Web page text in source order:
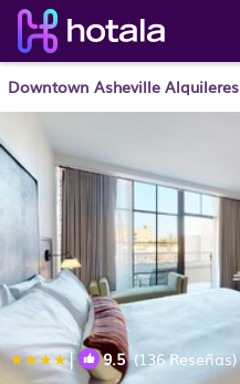
Downtown Asheville Alquileres
| 9.5(136 Reseñas)